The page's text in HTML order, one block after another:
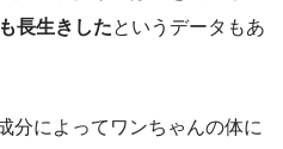
長生きしたというデータもあ
分によってワンちゃんの体に